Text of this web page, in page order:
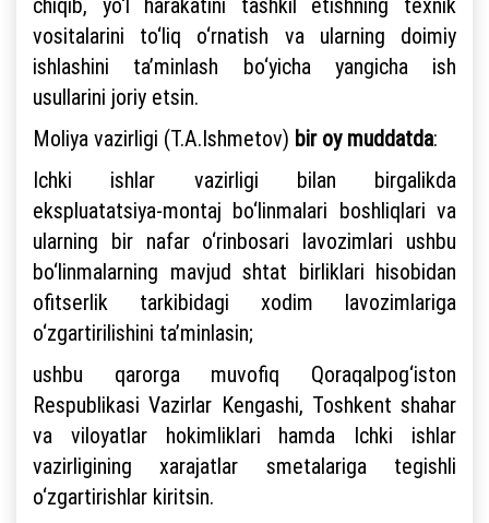
vositalarini to‘liq o‘rnatish va ularning doimiy
ishlashini ta’minlash bo‘yicha yangicha ish
usullarini joriy etsin.
Moliya vazirligi (T.A.Ishmetov) bir oy muddatda:
Ichki ishlar vazirligi bilan birgalikda
ekspluatatsiya-montaj bo‘linmalari boshliqlari va
ularning bir nafar o‘rinbosari lavozimlari ushbu
bo‘linmalarning mavjud shtat birliklari hisobidan
ofitserlik tarkibidagi xodim lavozimlariga
o‘zgartirilishini ta’minlasin;
ushbu qarorga muvofiq Qoraqalpog‘iston
Respublikasi Vazirlar Kengashi, Toshkent shahar
va viloyatlar hokimliklari hamda Ichki ishlar
vazirligining xarajatlar smetalariga tegishli
o‘zgartirishlar kiritsin.